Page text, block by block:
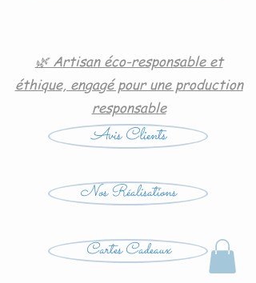
🌿 Artisan éco-responsable et
éthique, engagé pour une production
responsable
Avis Clients
Nos Réalisations
Cartes Cadeaux